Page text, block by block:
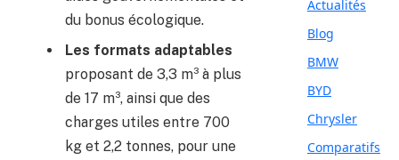
du bonus écologique.
Les formats adaptables
proposant de 3,3 m³ à plus
de 17 m³, ainsi que des
charges utiles entre 700
kg et 2,2 tonnes, pour une
Actualités
Blog
BMW
BYD
Chrysler
Comparatifs